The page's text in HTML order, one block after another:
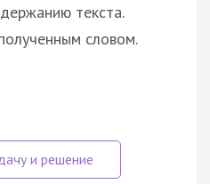
текста.
словом.